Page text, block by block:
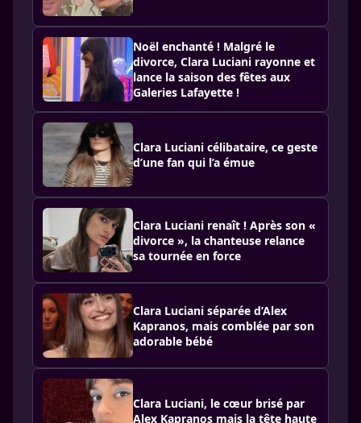
Noël enchanté ! Malgré le
divorce, Clara Luciani rayonne et
lance la saison des fêtes aux
Galeries Lafayette !
Clara Luciani célibataire, ce geste
d’une fan qui l’a émue
Clara Luciani renaît ! Après son «
divorce », la chanteuse relance
sa tournée en force
Clara Luciani séparée d’Alex
Kapranos, mais comblée par son
adorable bébé
Clara Luciani, le cœur brisé par
Alex Kapranos mais la tête haute